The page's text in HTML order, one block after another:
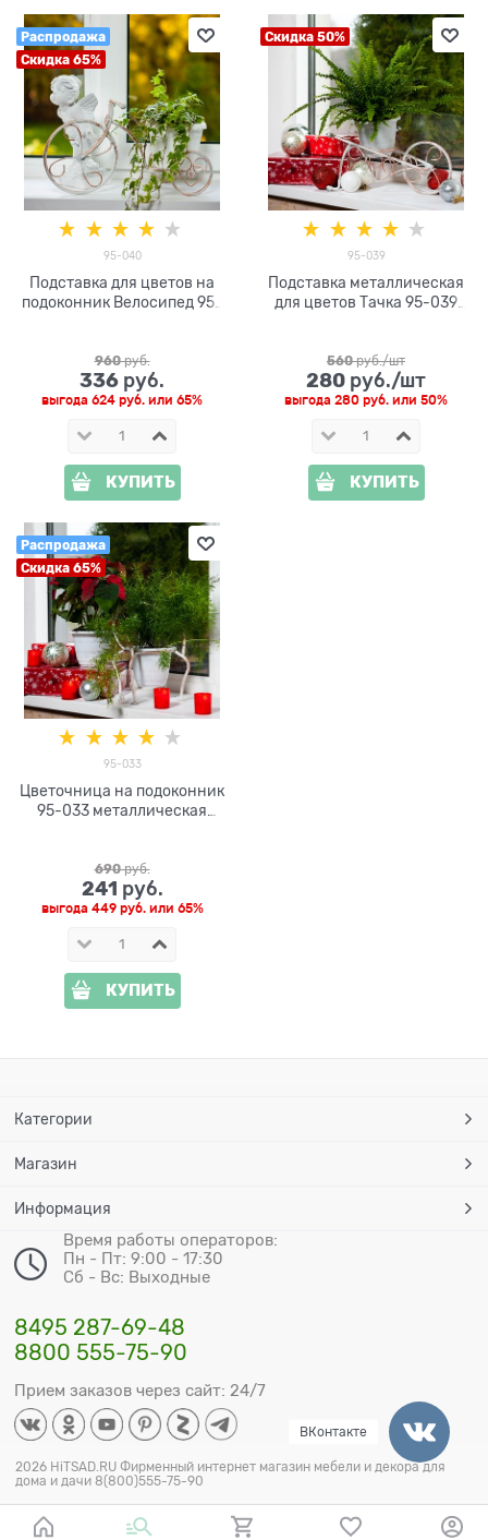
Распродажа
Скидка 65%
95-040
Подставка для цветов на
подоконник Велосипед 95-
960 руб.
336 руб.
выгода 624 руб. или 65%
КУПИТЬ
Скидка 50%
95-039
Подставка металлическая
для цветов Тачка 95-039
560 руб./шт
280 руб./шт
выгода 280 руб. или 50%
КУПИТЬ
Распродажа
Скидка 65%
95-033
Цветочница на подоконник
95-033 металлическая
690 руб.
241 руб.
выгода 449 руб.или 65%
КУПИТЬ
Категории
Магазин
Информация
Время работы операторов:
Пн - Пт: 9:00 - 17:30
Сб - Вс: Выходные
8495 287-69-48
8800 555-75-90
Прием заказов через сайт: 24/7
2026 HiTSAD.RU Фирменный интернет магазин мебели и декора для
дома и дачи 8(800)555-75-90
ВКонтакте